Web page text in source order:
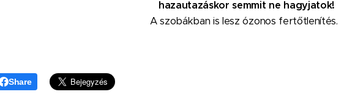
hazautazáskor semmit ne hagyjatok!
A szobákban is lesz ózonos fertőtlenítés.
Share